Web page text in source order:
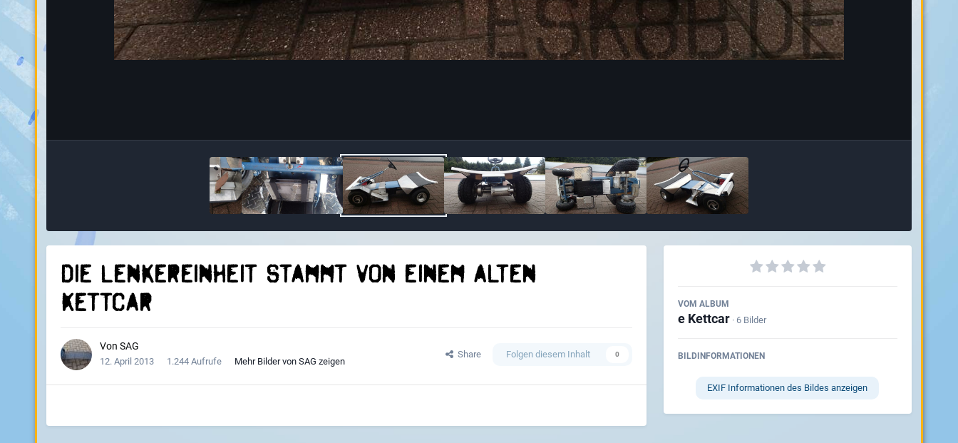
Die Lenkereinheit stammt von einem alten
Kettcar
Von SAG
12. April 2013 1.244 Aufrufe Mehr Bilder von SAG zeigen
Share Folgen diesem Inhalt 0
VOM ALBUM
e Kettcar · 6 Bilder
BILDINFORMATIONEN
EXIF Informationen des Bildes anzeigen